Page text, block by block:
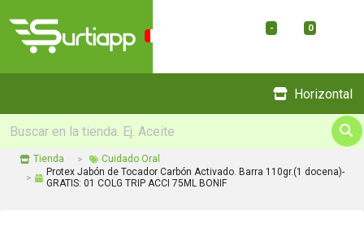
- 0
Horizontal
Tienda
Cuidado Oral
Protex Jabón de Tocador Carbón Activado. Barra 110gr.(1 docena)-
GRATIS: 01 COLG TRIP ACCI 75ML BONIF